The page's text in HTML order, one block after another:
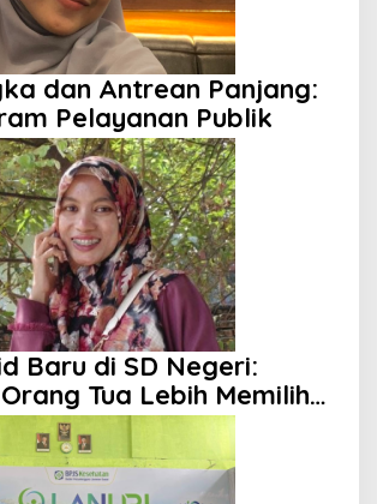
dan Antrean Panjang:
Pelayanan Publik
Baru di SD Negeri:
Tua Lebih Memilih